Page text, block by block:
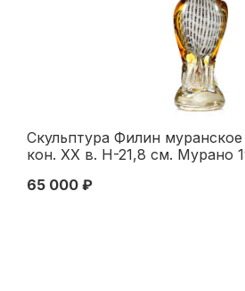
Скульптура Филин
кон. XX в. Н-21,8 см. Мурано
65 000 ₽